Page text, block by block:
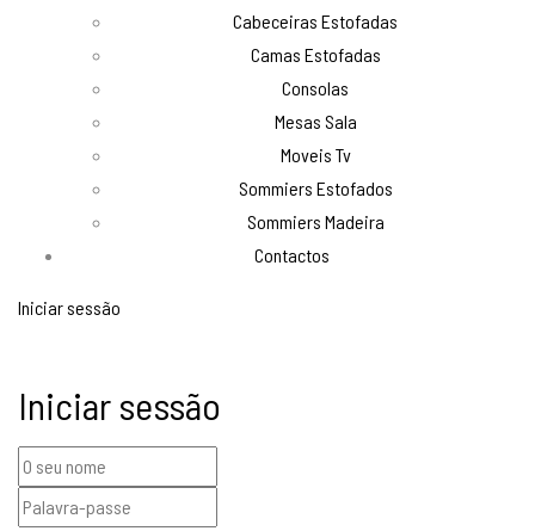
Cabeceiras Estofadas
Camas Estofadas
Consolas
Mesas Sala
Moveis Tv
Sommiers Estofados
Sommiers Madeira
Contactos
Iniciar sessão
Iniciar sessão